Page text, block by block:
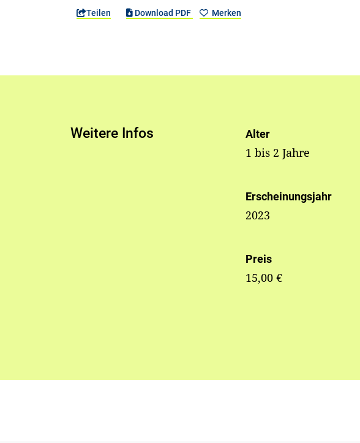
Teilen Download PDF Merken
Weitere Infos Alter
1 bis 2 Jahre
Erscheinungsjahr
2023
Preis
15,00 €